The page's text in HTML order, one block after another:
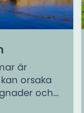
är
orsaka
och